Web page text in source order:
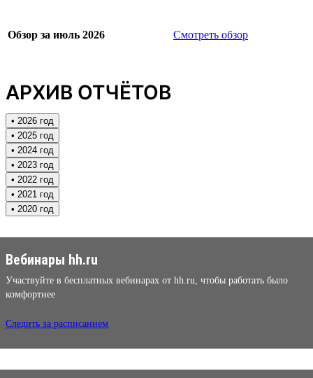
Обзор за июль 2026 Смотреть обзор
АРХИВ ОТЧЁТОВ
• 2026 год
• 2025 год
• 2024 год
• 2023 год
• 2022 год
• 2021 год
• 2020 год
Вебинары hh.ru
Участвуйте в бесплатных вебинарах от hh.ru, чтобы работать было
комфортнее
Следить за расписанием